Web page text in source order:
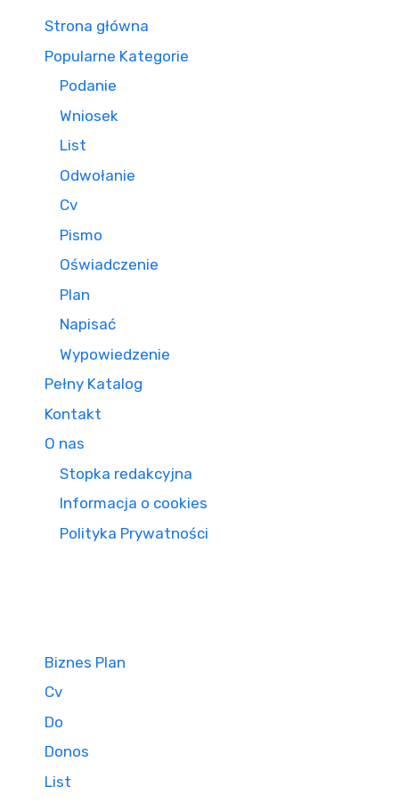
Strona główna
Popularne Kategorie
Podanie
Wniosek
List
Odwołanie
Cv
Pismo
Oświadczenie
Plan
Napisać
Wypowiedzenie
Pełny Katalog
Kontakt
O nas
Stopka redakcyjna
Informacja o cookies
Polityka Prywatności
Biznes Plan
Cv
Do
Donos
List